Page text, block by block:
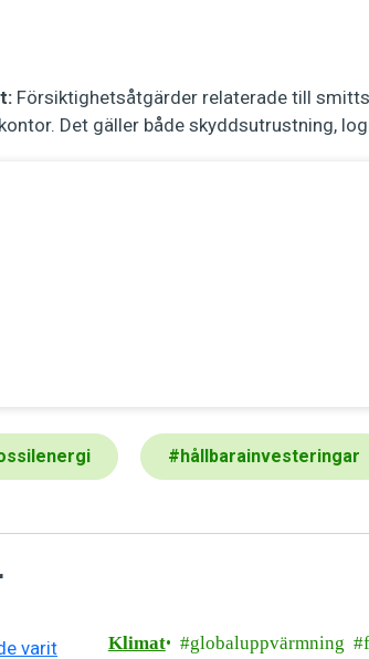
Försiktighetsåtgärder relaterade till
Det gäller både skyddsutrustning,
#hållbarainvesteringar
Klimat globaluppvärmning